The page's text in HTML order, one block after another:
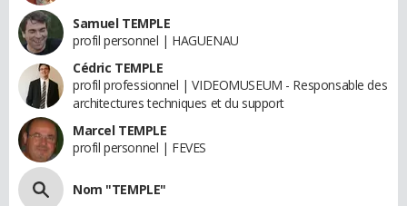
Samuel TEMPLE
profil personnel | HAGUENAU
Cédric TEMPLE
profil professionnel | VIDEOMUSEUM - Responsable des
architectures techniques et du support
Marcel TEMPLE
profil personnel | FEVES
Nom "TEMPLE"